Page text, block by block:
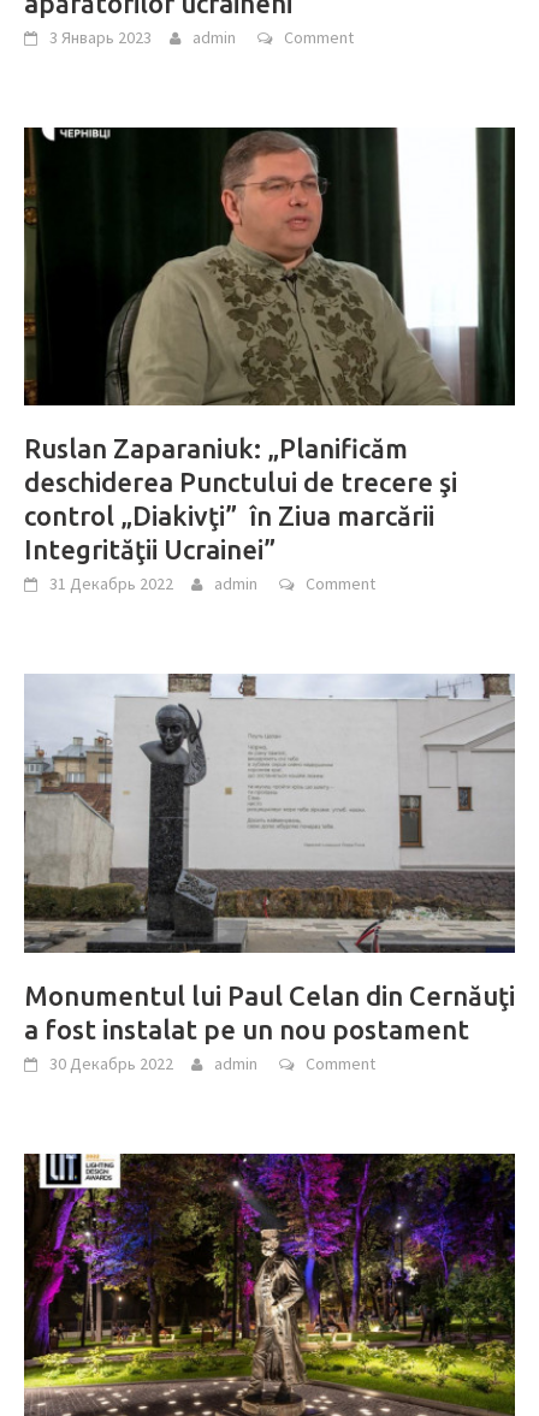
3 Январь 2023 admin Comment
Ruslan Zaparaniuk: „Planificăm
deschiderea Punctului de trecere şi
control „Diakivţi” în Ziua marcării
Integrităţii Ucrainei”
31 Декабрь 2022 admin Comment
Monumentul lui Paul Celan din Cernăuţi
a fost instalat pe un nou postament
30 Декабрь 2022 admin Comment